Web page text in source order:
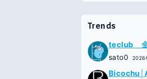
Trends
teclub 全
sato0 2026